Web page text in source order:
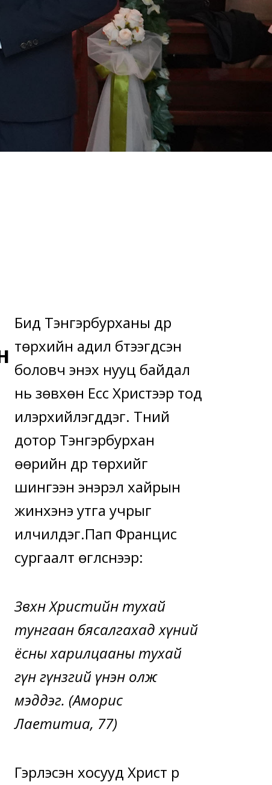
Бид Тэнгэрбурханы дүр
төрхийн адил бүтээгдсэн
боловч энэхүү нууц байдал
нь зөвхөн Есүс Христээр тод
илэрхийлэгддэг. Түүний
дотор Тэнгэрбурхан
өөрийн дүр төрхийг
шингээн энэрэл хайрын
жинхэнэ утга учрыг
илчилдэг.Пап Францис
сургаалт өгүүлснээр:
Зөвхөн Христийн тухай
тунгаан бясалгахад хүний
ёсны харилцааны тухай
гүн гүнзгий үнэн олж
мэддэг. (Аморис
Лаетитиа, 77)
Гэрлэсэн хосууд Христ рүү